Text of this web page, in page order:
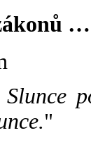
…
"